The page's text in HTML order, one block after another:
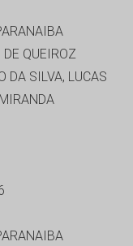
QUEIROZ
DA SILVA, LUCAS